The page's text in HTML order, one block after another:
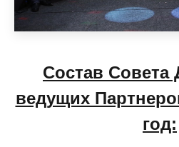
Состав Совета
ведущих
год: